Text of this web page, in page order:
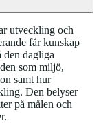
utveckling och
får kunskap
den dagliga
som miljö,
samt hur
Den belyser
på målen och